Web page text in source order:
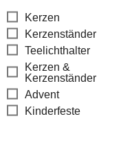
Kerzen
Kerzenständer
Teelichthalter
Kerzen &
Kerzenständer
Advent
Kinderfeste